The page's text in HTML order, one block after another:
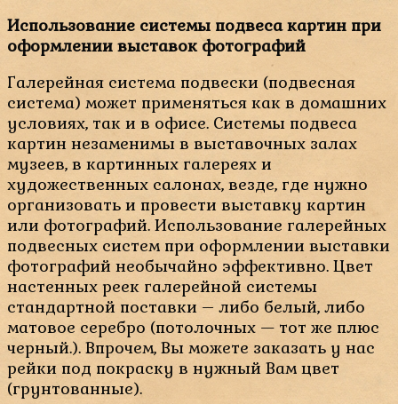
Использование системы подвеса картин при
оформлении выставок фотографий
Галерейная система подвески (подвесная
система) может применяться как в домашних
условиях, так и в офисе. Системы подвеса
картин незаменимы в выставочных залах
музеев, в картинных галереях и
художественных салонах, везде, где нужно
организовать и провести выставку картин
или фотографий. Использование галерейных
подвесных систем при оформлении выставки
фотографий необычайно эффективно. Цвет
настенных реек галерейной системы
стандартной поставки – либо белый, либо
матовое серебро (потолочных — тот же плюс
черный.). Впрочем, Вы можете заказать у нас
рейки под покраску в нужный Вам цвет
(грунтованные).